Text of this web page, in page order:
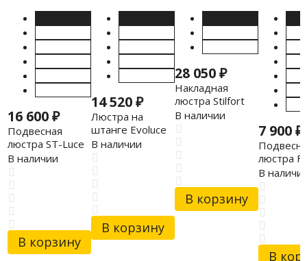
16 600₽
Подвесная
люстра ST-Luce
SL1633.203.12
В наличии
В корзину
14 520₽
Люстра на
штанге Evoluce
SLE125102-05
В наличии
В корзину
28 050₽
Накладная
люстра Stilfort
2162/05/08C
В наличии
В корзину
7 900₽
люстра
4109-4P
В
В